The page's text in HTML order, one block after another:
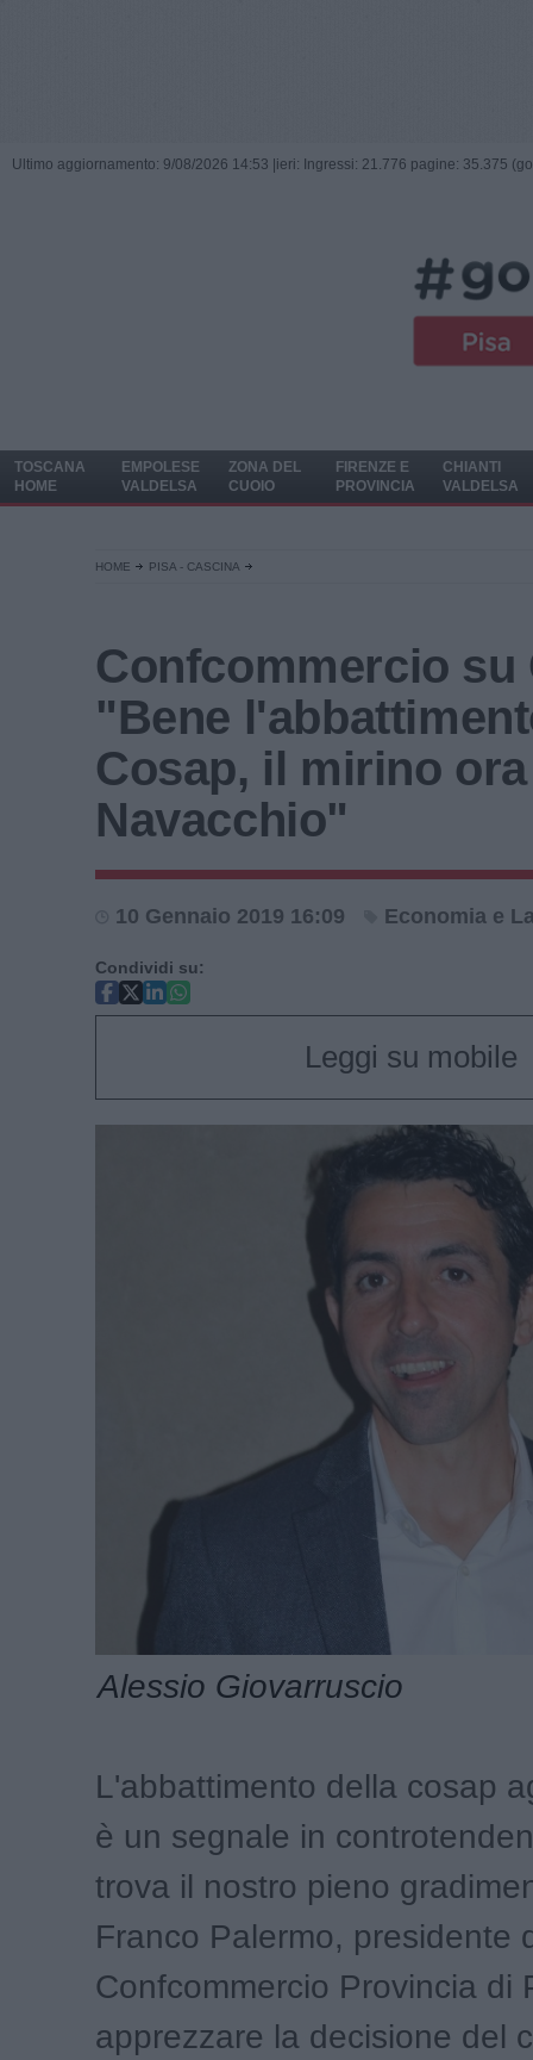
Ultimo aggiornamento: 9/08/2026 14:53 | ieri: Ingressi: 21.776 pagine: 35.375
TOSCANA
HOME
EMPOLESE
VALDELSA
ZONA DEL
CUOIO
FIRENZE E
PROVINCIA
CHIANTI
VALDELSA
HOME PISA - CASCINA
Confcommercio su
"Bene
Cosap, il mirino
Navacchio"
10 Gennaio 2019 16:09 Economia e
Condividi su:
Leggi su mobile
Alessio Giovarruscio
L'abbattimento della cosap
è un segnale in
trova il nostro pieno
Franco Palermo, presidente
Confcommercio Provincia di
apprezzare la decisione del